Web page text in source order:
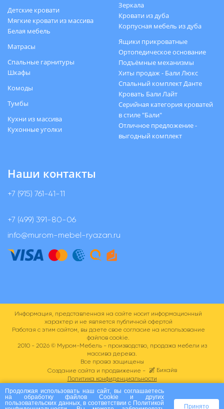
Детские кровати
Мягкие кровати из массива
Белая мебель
Матрасы
Спальные гарнитуры
Шкафы
Комоды
Тумбы
Кухни из массива
Кухонные уголки
Зеркала
Кровати из дуба
Корпусная мебель из дуба
Ящики прикроватные
Ортопедическое основание
Подъёмные механизмы
Хиты продаж - Бали Люкс
Спальный комплект Данте
Кровать Бали Лайт
Серийная категория кроватей
в стиле "Бали"
Отличное предложение -
выгодный комплект
Наши контакты
+7 (915) 761-41-11
+7 (499) 391-80-06
info@murom-mebel-ryazan.ru
Информация, представленная на сайте носит информационный
характер и не является публичной офертой
Работая с этим сайтом, вы даете свое согласие на использование
файлов cookie.
2010 - 2026 ©Муром-Мебель - производство, продажа мебели из
массива дерева.
Все права защищены
Создание сайта и продвижение -
Бихайв
Политика конфиденциальности
Пользовательское соглашение
Продолжая использовать наш сайт, вы соглашаетесь
на обработку файлов Сookie и других
пользовательских данных, в соответствии с Политикой
Принято